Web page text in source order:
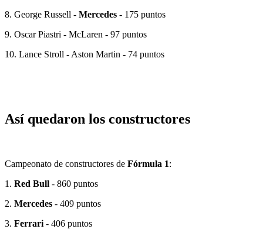
8. George Russell - Mercedes - 175 puntos
9. Oscar Piastri - McLaren - 97 puntos
10. Lance Stroll - Aston Martin - 74 puntos
Así quedaron los constructores
Campeonato de constructores de Fórmula 1:
1. Red Bull - 860 puntos
2. Mercedes - 409 puntos
3. Ferrari - 406 puntos